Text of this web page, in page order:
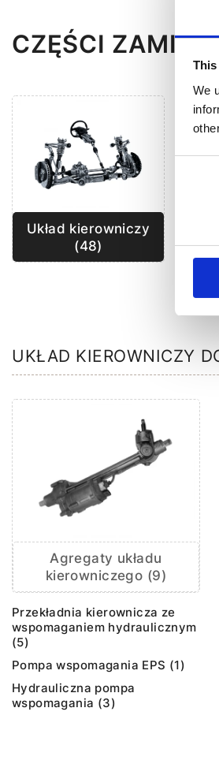
We
CZĘŚCI
Układ kierowniczy
(48)
UKŁAD KIEROWNICZY
Agregaty układu
kierowniczego (9)
Przekładnia kierownicza ze
wspomaganiem hydraulicznym
(5)
Pompa wspomagania EPS (1)
Hydrauliczna pompa
wspomagania (3)